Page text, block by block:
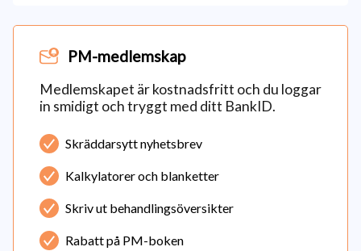
PM-medlemskap
Medlemskapet är kostnadsfritt och du loggar
in smidigt och tryggt med ditt BankID.
Skräddarsytt nyhetsbrev
Kalkylatorer och blanketter
Skriv ut behandlingsöversikter
Rabatt på PM-boken